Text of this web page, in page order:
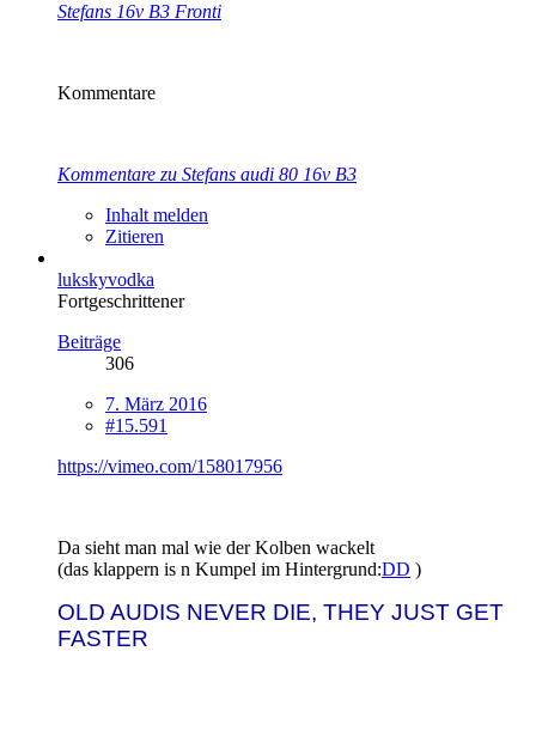
Stefans 16v B3 Fronti
Kommentare
Kommentare zu Stefans audi 80 16v B3
Inhalt melden
Zitieren
lukskyvodka
Fortgeschrittener
Beiträge
306
7. März 2016
#15.591
https://vimeo.com/158017956
Da sieht man mal wie der Kolben wackelt
(das klappern is n Kumpel im Hintergrund:DD )
OLD AUDIS NEVER DIE, THEY JUST GET
FASTER